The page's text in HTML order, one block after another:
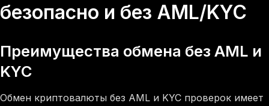
безопасно и без AML/KYC
Преимущества обмена без AML и
KYC
Обмен криптовалюты без AML и KYC проверок имеет